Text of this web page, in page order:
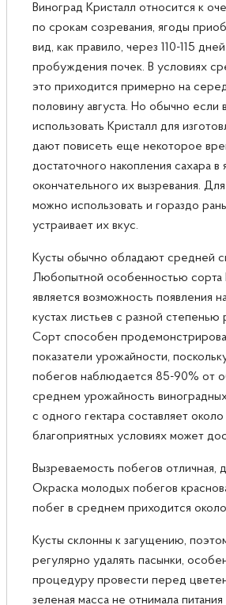
Виноград Кристалл относится к
по срокам созревания, ягоды
вид, как правило, через 110-115
пробуждения почек. В условиях
это приходится примерно на
половину августа. Но обычно если
использовать Кристалл для
дают повисеть еще некоторое
достаточного накопления сахара в
окончательного их вызревания.
можно использовать и гораздо
устраивает их вкус.
Кусты обычно обладают средней
Любопытной особенностью сорта
является возможность появления
кустах листьев с разной степенью
Сорт способен
показатели урожайности,
побегов наблюдается 85-90% от
среднем урожайность
с одного гектара составляет около
благоприятных условиях может
Вызреваемость побегов отличная,
Окраска молодых побегов
побег в среднем приходится около
Кусты склонны к загущению,
регулярно удалять пасынки,
процедуру провести перед
зеленая масса не отнимала